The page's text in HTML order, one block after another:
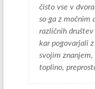
čisto vse v
so ga z močnim
različnih društev
kar pogovarjali
svojim
toplino,